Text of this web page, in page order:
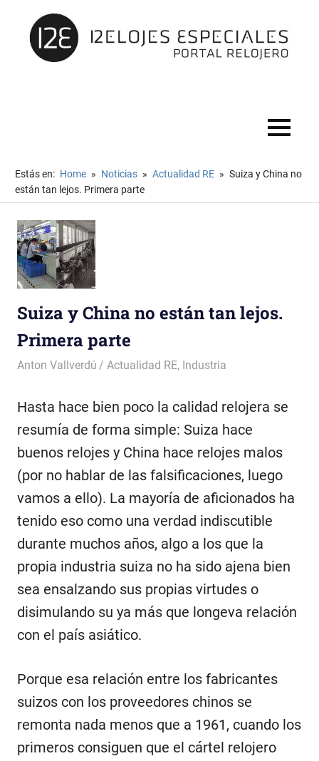
Saltar
contenido
MENÚ
Estás en: Home Noticias Actualidad RE
Suiza y China no
están tan lejos. Primera parte
Suiza y China no están tan lejos.
Primera parte
11 abril, 2019
Anton Vallverdú Actualidad RE, Industria
Hasta hace bien poco la calidad relojera se
resumía de forma simple: Suiza hace
buenos relojes y China hace relojes malos
(por no hablar de las falsificaciones, luego
vamos a ello). La mayoría de aficionados ha
tenido eso como una verdad indiscutible
durante muchos años, algo a los que la
propia industria suiza no ha sido ajena bien
sea ensalzando sus propias virtudes o
disimulando su ya más que longeva relación
con el país asiático.
Porque esa relación entre los fabricantes
suizos con los proveedores chinos se
remonta nada menos que a 1961, cuando los
primeros consiguen que el cártel relojero